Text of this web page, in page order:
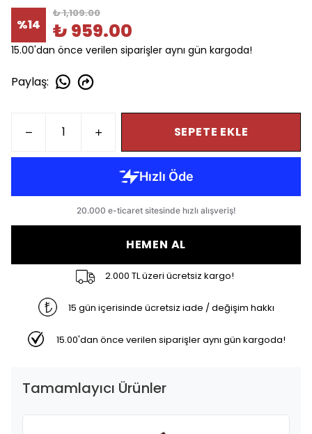
%14
₺ 1,109.00
₺ 959.00
15.00'dan önce verilen siparişler aynı gün kargoda!
Paylaş:
SEPETE EKLE
HEMEN AL
2.000 TL üzeri ücretsiz kargo!
15 gün içerisinde ücretsiz iade / değişim hakkı
15.00'dan önce verilen siparişler aynı gün kargoda!
Tamamlayıcı Ürünler